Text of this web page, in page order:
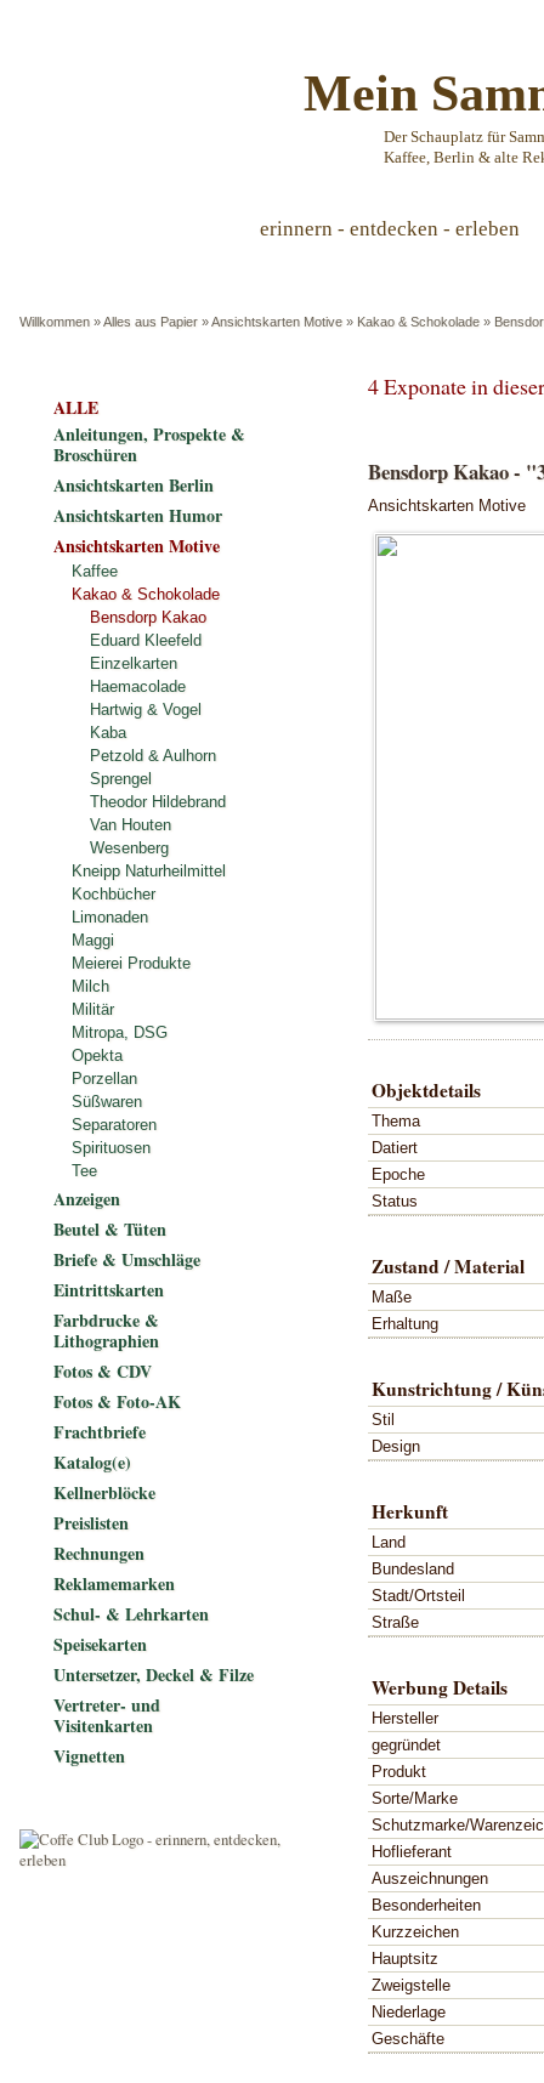
Mein
Der Schauplatz für
Kaffee, Berlin & alte
erinnern - entdecken - erleben
Willkommen »Alles aus Papier »Ansichtskarten Motive » Kakao & Schokolade »
4 Exponate in
Bensdorp Kakao -
Ansichtskarten Motive
Objektdetails
Thema
Datiert
Epoche
Status
Zustand / Material
Maße
Erhaltung
Kunstrichtung /
Stil
Design
Herkunft
Land
Bundesland
Stadt/Ortsteil
Straße
Werbung Details
Hersteller
gegründet
Produkt
Sorte/Marke
Schutzmarke/
Hoflieferant
Auszeichnungen
Besonderheiten
Kurzzeichen
Hauptsitz
Zweigstelle
Niederlage
Geschäfte
ALLE
Anleitungen, Prospekte &
Broschüren
Ansichtskarten Berlin
Ansichtskarten Humor
Ansichtskarten Motive
Kaffee
Kakao & Schokolade
Bensdorp Kakao
Eduard Kleefeld
Einzelkarten
Haemacolade
Hartwig & Vogel
Kaba
Petzold & Aulhorn
Sprengel
Theodor Hildebrand
Van Houten
Wesenberg
Kneipp Naturheilmittel
Kochbücher
Limonaden
Maggi
Meierei Produkte
Milch
Militär
Mitropa, DSG
Opekta
Porzellan
Süßwaren
Separatoren
Spirituosen
Tee
Anzeigen
Beutel & Tüten
Briefe & Umschläge
Eintrittskarten
Farbdrucke &
Lithographien
Fotos & CDV
Fotos & Foto-AK
Frachtbriefe
Katalog(e)
Kellnerblöcke
Preislisten
Rechnungen
Reklamemarken
Schul- & Lehrkarten
Speisekarten
Untersetzer, Deckel & Filze
Vertreter- und
Visitenkarten
Vignetten